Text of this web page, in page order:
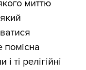
миттю
ті релігійні